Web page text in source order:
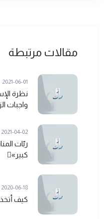
مقالات مرتبطة
2021-06-01
نظرة
واجبات
2021-04-02
ربّات
كبير»ً
2020-06-18
كيف